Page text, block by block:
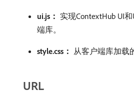
ui.js： 实现ContextHub UI
端库。
style.css： 从客户端库加载
URL